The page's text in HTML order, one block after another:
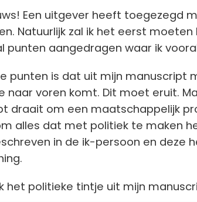
Een uitgever heeft toegezegd
Natuurlijk zal ik het eerst
punten aangedragen waar ik
punten is dat uit mijn manuscript
naar voren komt. Dit moet eruit.
draait om een maatschappelijk
alles dat met politiek te maken
in de ik-persoon en deze
het politieke tintje uit mijn